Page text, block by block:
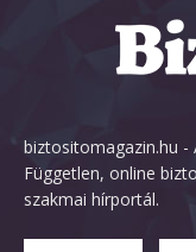
biztositomagazin.hu -
Független, online
szakmai hírportál.